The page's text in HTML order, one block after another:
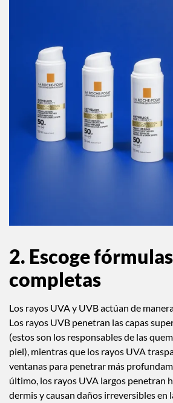
2. Escoge fórmulas
completas
Los rayos UVA y UVB actúan de
Los rayos UVB penetran las capas
(estos son los responsables de las
piel), mientras que los rayos UVA
ventanas para penetrar más
último, los rayos UVA largos penetran
dermis y causan daños irreversibles en